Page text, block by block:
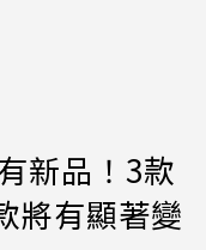
新品！3款
將有顯著變